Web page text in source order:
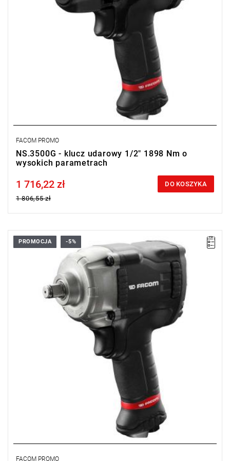
• Zabierak: 1/2"
FACOM PROMO
NS.3500G - klucz udarowy 1/2" 1898 Nm o
wysokich parametrach
Price tax included
1 716,22 zł
1 806,55 zł
DO KOSZYKA
• H: 212 mm
• L1: 75,3 mm
• Uderzenia na min: 1300
• Poziom dźwięku DB [A] 93 (K=3)
• Poziom wibracji [M/S2]: 6,2 (K=2,5)
• Moment [Nm]: 1600
• Prędkość maksymalna [obr/min]: 700
PROMOCJA -5%
FACOM PROMO